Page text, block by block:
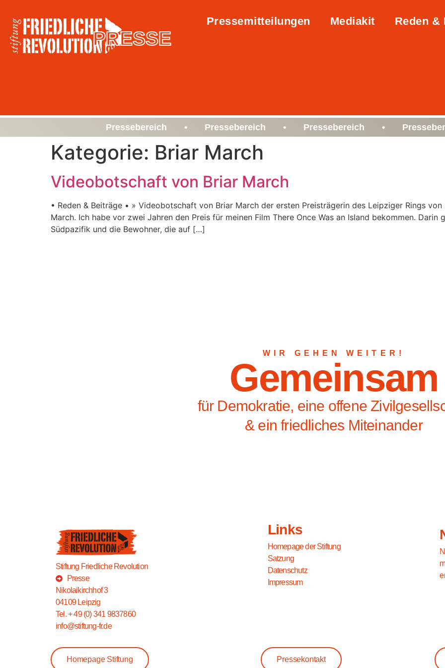
PRESSE
Pressemitteilungen Mediakit Reden &
Pressebereich • Pressebereich • Pressebereich •
Kategorie: Briar March
Videobotschaft von Briar March
• Reden & Beiträge • » Videobotschaft von Briar March der ersten Preisträgerin des Leipziger Rings
March. Ich habe vor zwei Jahren den Preis für meinen Film There Once Was an Island bekommen. Darin
Südpazifik und die Bewohner, die auf […]
WIR GEHEN WEITER!
Gemeinsam
für Demokratie, eine offene
& ein friedliches Miteinander
Stiftung Friedliche Revolution
Presse
Nikolaikirchhof 3
04109 Leipzig
Tel. + 49 (0) 341 9837860
info@stiftung-fr.de
Links
Homepage der Stiftung
Satzung
Datenschutz
Impressum
Homepage Stiftung Pressekontakt